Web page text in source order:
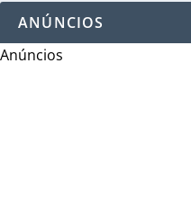
ANÚNCIOS
Anúncios